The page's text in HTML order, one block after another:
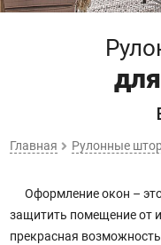
Главная Рулонные
Оформление окон –
защитить помещение от
прекрасная